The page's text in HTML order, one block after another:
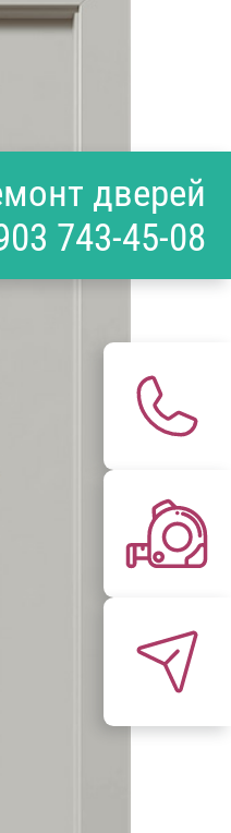
дверей
743-45-08